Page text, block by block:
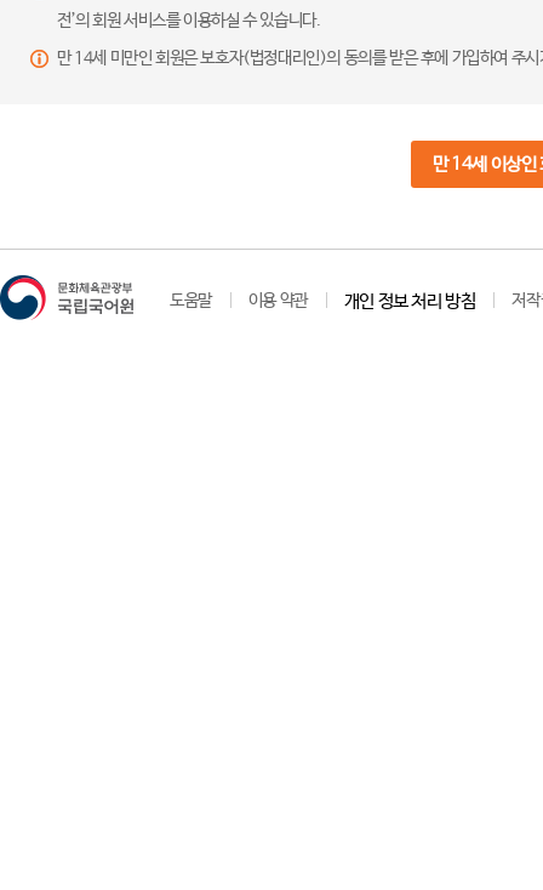
전’의 회원 서비스를 이용하실 수 있습니다.
만 14세 미만인 회원은 보호자(법정대리인)의 동의를 받은 후에 가입하여 주
만 14세 이상인
도움말 이용 약관 개인 정보 처리 방침 저